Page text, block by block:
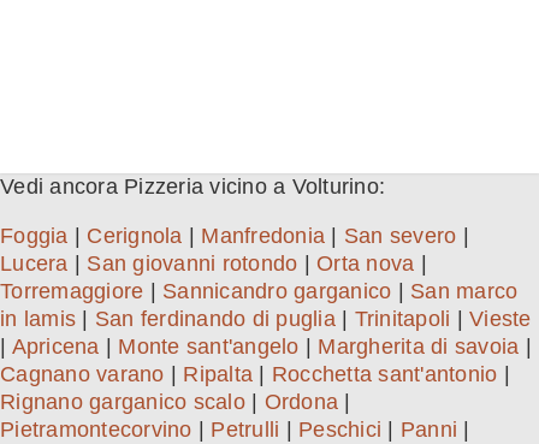
Vedi ancora Pizzeria vicino a Volturino:
Foggia Cerignola Manfredonia San severo
Lucera
San giovanni rotondo Orta nova
Torremaggiore
Sannicandro garganico
San marco
in lamis
San ferdinando di puglia| Trinitapoli
Vieste
Apricena Monte sant'angelo Margherita di savoia
Cagnano varano
Ripalta Rocchetta sant'antonio
Rignano garganico scalo| Ordona
Pietramontecorvino
Petrulli Peschici Panni